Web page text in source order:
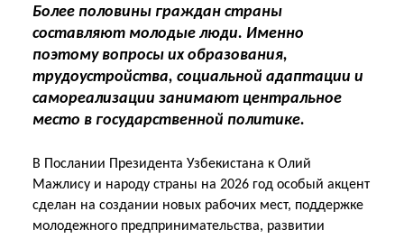
Более половины граждан страны
составляют молодые люди. Именно
поэтому вопросы их образования,
трудоустройства, социальной адаптации и
самореализации занимают центральное
место в государственной политике.
В Послании Президента Узбекистана к Олий
Мажлису и народу страны на 2026 год особый акцент
сделан на создании новых рабочих мест, поддержке
молодежного предпринимательства, развитии